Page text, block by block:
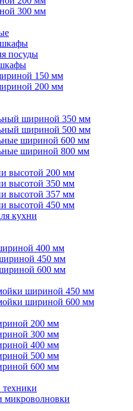
300 мм
посуды
150 мм
200 мм
шириной 350 мм
шириной 500 мм
шириной 600 мм
шириной 800 мм
высотой 200 мм
высотой 350 мм
высотой 357 мм
высотой 450 мм
кухни
400 мм
450 мм
600 мм
шириной 450 мм
шириной 600 мм
200 мм
300 мм
400 мм
500 мм
600 мм
микроволновки